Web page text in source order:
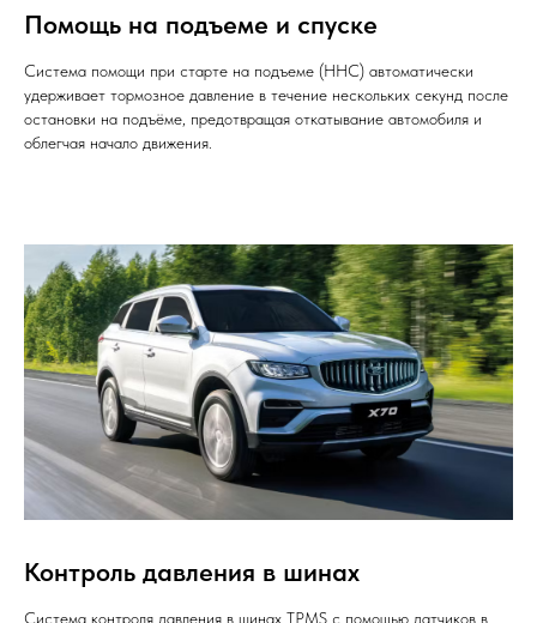
Помощь на подъеме и спуске
Система помощи при старте на подъеме (HHC) автоматически
удерживает тормозное давление в течение нескольких секунд после
остановки на подъёме, предотвращая откатывание автомобиля и
облегчая начало движения.
Контроль давления в шинах
Система контроля давления в шинах TPMS с помощью датчиков в